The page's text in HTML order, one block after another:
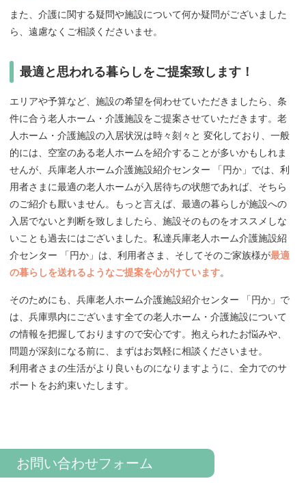
また、介護に関する疑問や施設について何か疑問がございました
ら、遠慮なくご相談くださいませ。
最適と思われる暮らしをご提案致します！
エリアや予算など、施設の希望を伺わせていただきましたら、条
件に合う老人ホーム・介護施設をご提案させていただきます。老
人ホーム・介護施設の入居状況は時々刻々と 変化しており、一般
的には、空室のある老人ホームを紹介することが多いかもしれま
せんが、兵庫老人ホーム介護施設紹介センター 「円か」では、利
用者さまに最適の老人ホームが入居待ちの状態であれば、そちら
のご紹介も厭いません。もっと言えば、最適の暮らしが施設への
入居でないと判断を致しましたら、施設そのものをオススメしな
いことも過去にはございました。私達兵庫老人ホーム介護施設紹
介センター 「円か」は、利用者さま、そしてそのご家族様が最適
の暮らしを送れるようなご提案を心がけています。
そのためにも、兵庫老人ホーム介護施設紹介センター 「円か」で
は、兵庫県内にございます全ての老人ホーム・介護施設について
の情報を把握しておりますので安心です。抱えられたお悩みや、
問題が深刻になる前に、まずはお気軽に相談くださいませ。
利用者さまの生活がより良いものになりますように、全力でのサ
ポートをお約束いたします。
お問い合わせフォーム